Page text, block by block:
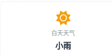
白天天气
小雨